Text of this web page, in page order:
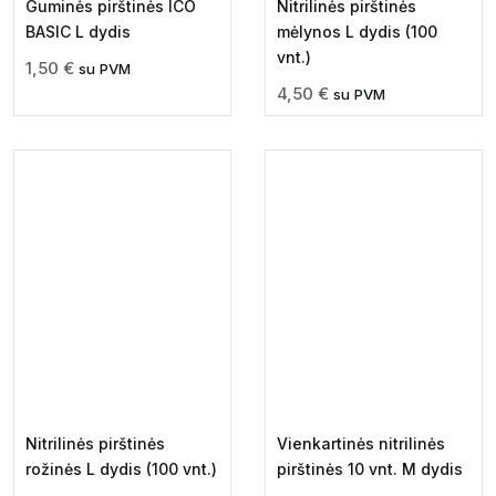
Guminės pirštinės ICO
BASIC L dydis
1,50 € su PVM
Nitrilinės pirštinės
mėlynos L dydis (100
vnt.)
4,50 € su PVM
Nitrilinės pirštinės
rožinės L dydis (100 vnt.)
Vienkartinės nitrilinės
pirštinės 10 vnt. M dydis